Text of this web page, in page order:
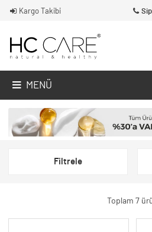
Kargo Takibi
MENÜ
Filtrele
Toplam 7